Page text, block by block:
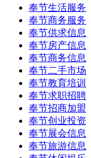
奉节生活服务
奉节商务服务
奉节供求信息
奉节房产信息
奉节商务信息
奉节二手市场
奉节教育培训
奉节求职招聘
奉节招商加盟
奉节创业投资
奉节展会信息
奉节旅游信息